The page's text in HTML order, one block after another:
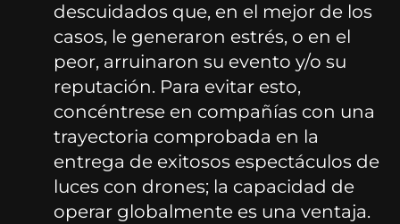
descuidados que, en el mejor de los
casos, le generaron estrés, o en el
peor, arruinaron su evento y/o su
reputación. Para evitar esto,
concéntrese en compañías con una
trayectoria comprobada en la
entrega de exitosos espectáculos de
luces con drones; la capacidad de
operar globalmente es una ventaja.